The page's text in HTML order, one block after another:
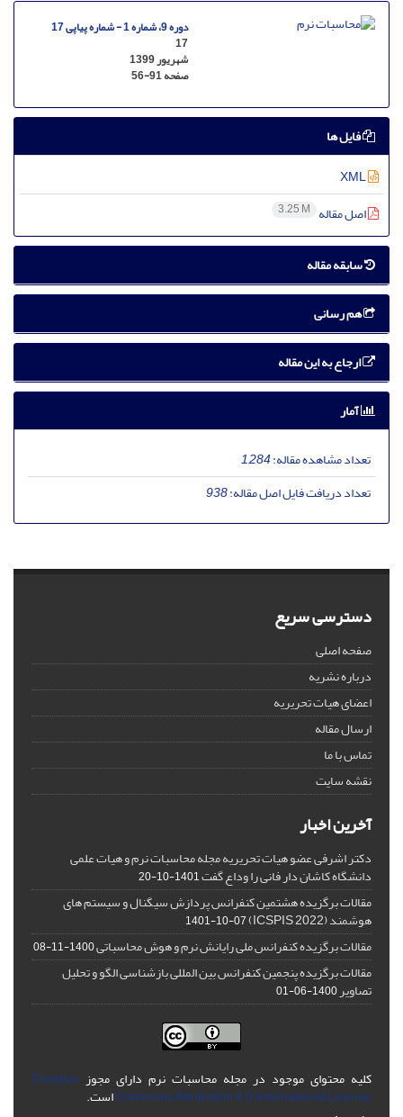
دوره 9، شماره 1 - شماره پیاپی 17
17
شهریور 1399
صفحه56-91
فایل ها
اصل مقاله 3.25 M
سابقه مقاله
هم رسانی
ارجاع به این مقاله
آمار
تعداد مشاهده مقاله:1,284
تعداد دریافت فایل اصل مقاله:938
دسترسی سریع
صفحه اصلی
درباره نشریه
اعضای هیات تحریریه
ارسال مقاله
تماس با ما
نقشه سایت
آخرین اخبار
دکتر اشرفی عضو هیات تحریریه مجله محاسبات نرم و هیات علمی
دانشگاه کاشان دار فانی را وداع گفت1401-10-20
مقالات برگزیده هشتمین کنفرانس پردازش سیگنال و سیستم های
هوشمند (ICSPIS 2022) 1401-10-07
مقالات برگزیده کنفرانس ملی رایانش نرم و هوش محاسباتی1400-11-08
مقالات برگزیده پنجمین کنفرانس بین المللی بازشناسی الگو و تحلیل
تصاویر1400-06-01
کلیه محتوای موجود در مجله محاسبات نرم دارای مجوز Creative
Commons Attribution 4.0 International Licenseاست.